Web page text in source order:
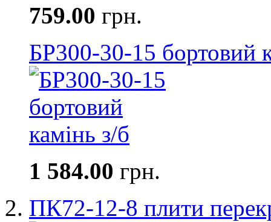
759.00 грн.
БР300-30-15 бортовий
1 584.00 грн.
ПК72-12-8 плити